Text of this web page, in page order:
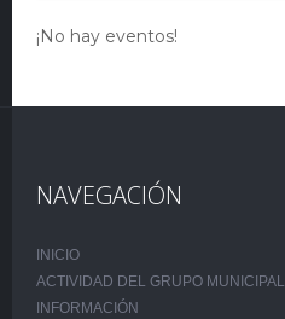
¡No hay eventos!
NAVEGACIÓN
INICIO
ACTIVIDAD DEL GRUPO MUNICIPAL
INFORMACIÓN